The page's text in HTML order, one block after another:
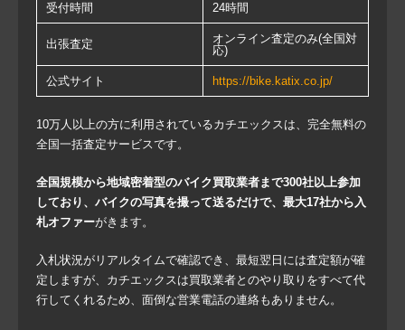
受付時間 24時間
出張査定
オンライン査定のみ(全国対
応)
公式サイト https://bike.katix.co.jp/
10万人以上の方に利用されているカチエックスは、完全無料の
全国一括査定サービスです。
全国規模から地域密着型のバイク買取業者まで300社以上参加
しており、バイクの写真を撮って送るだけで、最大17社から入
札オファーがきます。
入札状況がリアルタイムで確認でき、最短翌日には査定額が確
定しますが、カチエックスは買取業者とのやり取りをすべて代
行してくれるため、面倒な営業電話の連絡もありません。